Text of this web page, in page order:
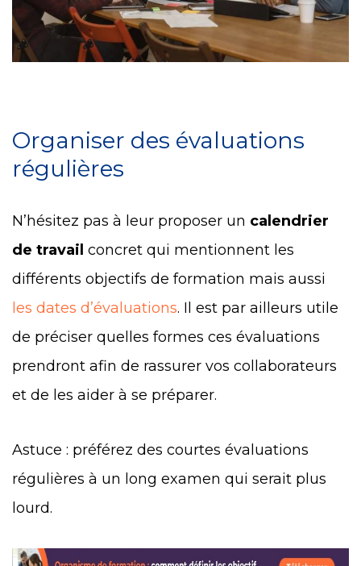
Organiser des évaluations
régulières
N’hésitez pas à leur proposer un calendrier
de travail concret qui mentionnent les
différents objectifs de formation mais aussi
les dates d’évaluations. Il est par ailleurs utile
de préciser quelles formes ces évaluations
prendront afin de rassurer vos collaborateurs
et de les aider à se préparer.
Astuce : préférez des courtes évaluations
régulières à un long examen qui serait plus
lourd.